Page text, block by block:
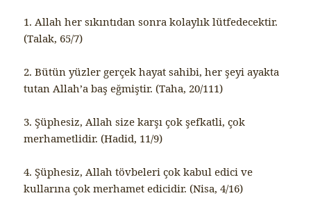
1. Allah her sıkıntıdan sonra kolaylık lütfedecektir.
(Talak, 65/7)
2. Bütün yüzler gerçek hayat sahibi, her şeyi ayakta
tutan Allah’a baş eğmiştir. (Taha, 20/111)
3. Şüphesiz, Allah size karşı çok şefkatli, çok
merhametlidir. (Hadid, 11/9)
4. Şüphesiz, Allah tövbeleri çok kabul edici ve
kullarına çok merhamet edicidir. (Nisa, 4/16)